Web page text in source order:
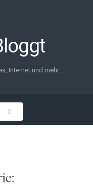
Internet und mehr...